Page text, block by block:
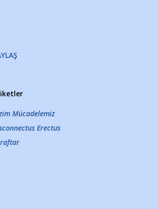
Mücadelemiz
Erectus